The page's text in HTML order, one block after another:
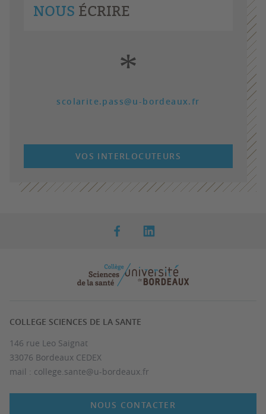
NOUS ÉCRIRE
*
scolarite.pass@u-bordeaux.fr
VOS INTERLOCUTEURS
COLLEGE SCIENCES DE LA SANTE
146 rue Leo Saignat
33076 Bordeaux CEDEX
mail : college.sante@u-bordeaux.fr
NOUS CONTACTER